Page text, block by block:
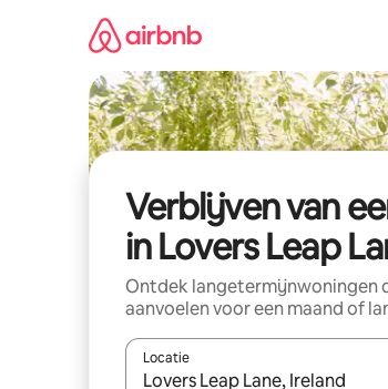
Verblijven van
in Lovers Leap
Ontdek langetermijnwoningen
aanvoelen voor een maand of
Locatie
Wanneer er resultaten